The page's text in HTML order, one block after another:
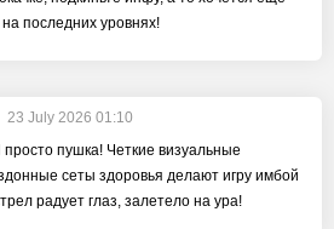
последних уровнях!
23 July 2026 01:10
пушка! Четкие визуальные
сеты здоровья делают игру имбой
радует глаз, залетело на ура!